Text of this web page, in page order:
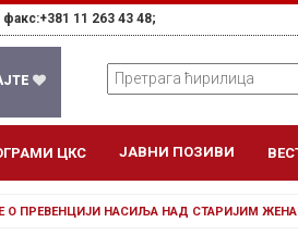
11 263 43 48;
ЦКС ЈАВНИ ПОЗИВИ
О ПРЕВЕНЦИЈИ НАСИЉА НАД СТАРИЈИМ